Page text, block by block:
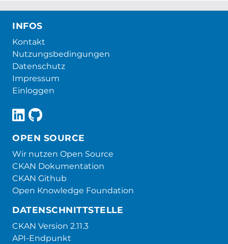
INFOS
Kontakt
Nutzungsbedingungen
Datenschutz
Impressum
Einloggen
OPEN SOURCE
Wir nutzen Open Source
CKAN Dokumentation
CKAN Github
Open Knowledge Foundation
DATENSCHNITTSTELLE
CKAN Version 2.11.3
API-Endpunkt